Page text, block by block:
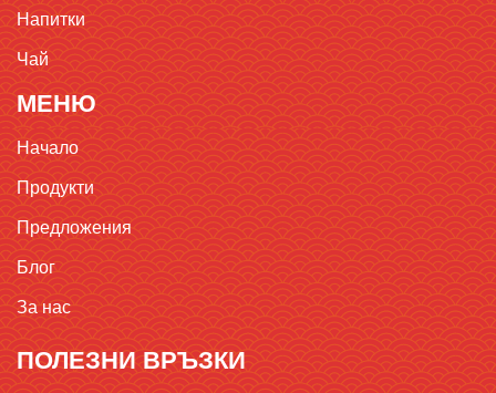
Напитки
Чай
МЕНЮ
Начало
Продукти
Предложения
Блог
За нас
ПОЛЕЗНИ ВРЪЗКИ